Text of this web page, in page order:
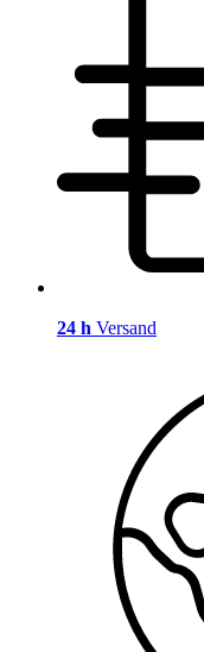
24 h Versand